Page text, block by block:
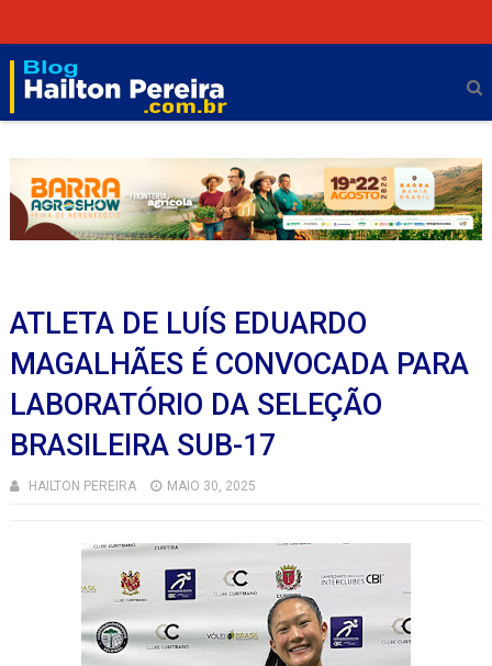
ATLETA DE LUÍS EDUARDO
MAGALHÃES É CONVOCADA PARA
LABORATÓRIO DA SELEÇÃO
BRASILEIRA SUB-17
HAILTON PEREIRA MAIO 30, 2025